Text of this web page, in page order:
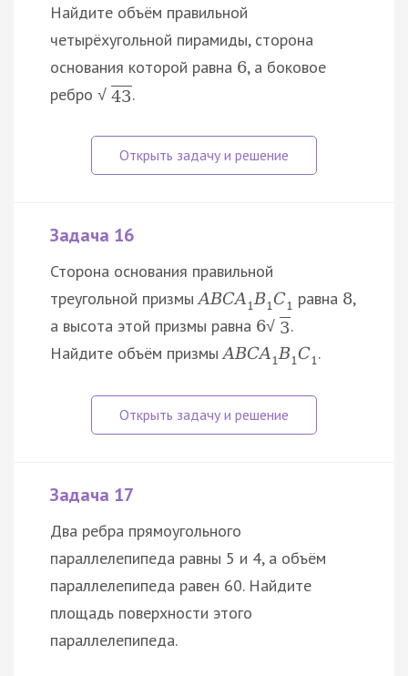
Найдите объём правильной
четырёхугольной пирамиды, сторона
основания которой равна 6, а боковое
ребро √ 43.
Задача 16
Сторона основания правильной
треугольной призмыABCA 1B1C1 равна 8,
а высота этой призмы равна 6√ 3.
Найдите объём призмыABCA1B1C1.
Задача 17
Два ребра прямоугольного
параллелепипеда равны 5 и 4, а объём
параллелепипеда равен 60. Найдите
площадь поверхности этого
параллелепипеда.